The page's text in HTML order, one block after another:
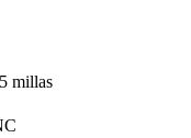
millas